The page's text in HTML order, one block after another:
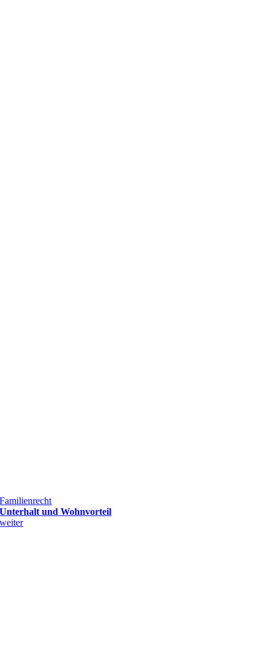
Familienrecht
Unterhalt und Wohnvorteil
weiter